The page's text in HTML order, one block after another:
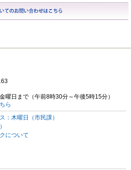
曜日まで（午前8時30分～午後5時15分）
ら
：木曜日（市民課）
について